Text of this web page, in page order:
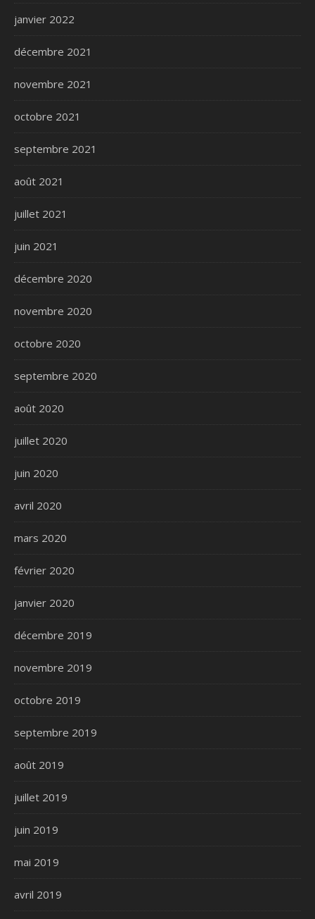
janvier 2022
décembre 2021
novembre 2021
octobre 2021
septembre 2021
août 2021
juillet 2021
juin 2021
décembre 2020
novembre 2020
octobre 2020
septembre 2020
août 2020
juillet 2020
juin 2020
avril 2020
mars 2020
février 2020
janvier 2020
décembre 2019
novembre 2019
octobre 2019
septembre 2019
août 2019
juillet 2019
juin 2019
mai 2019
avril 2019